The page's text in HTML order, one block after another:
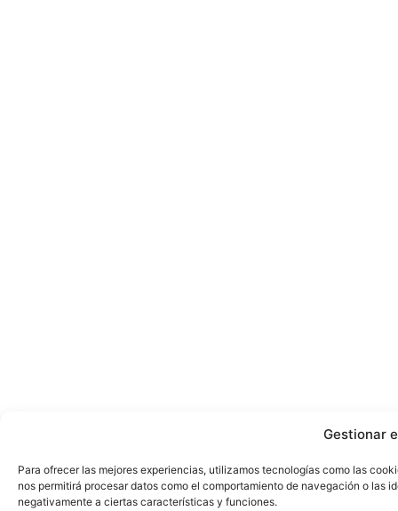
Gestionar
Para ofrecer las mejores experiencias, utilizamos tecnologías como las
nos permitirá procesar datos como el comportamiento de navegación o
negativamente a ciertas características y funciones.